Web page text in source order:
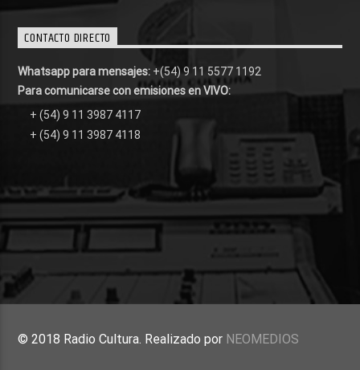
CONTACTO DIRECTO
Whatsapp para mensajes: +(54) 9 11 5577 1192
Para comunicarse con emisiones en VIVO:
+ (54) 9 11 3987 4117
+ (54) 9 11 3987 4118
© 2018 Radio Cultura. Realizado por NEOMEDIOS